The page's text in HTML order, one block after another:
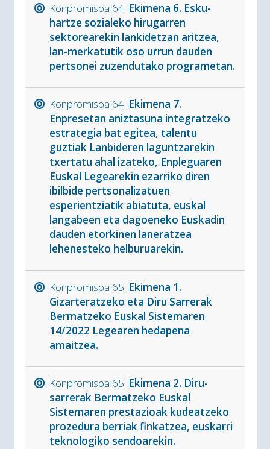
Konpromisoa 64. Ekimena 6. Esku-
hartze sozialeko hirugarren
sektorearekin lankidetzan aritzea,
lan-merkatutik oso urrun dauden
pertsonei zuzendutako programetan.
Konpromisoa 64. Ekimena 7.
Enpresetan aniztasuna integratzeko
estrategia bat egitea, talentu
guztiak Lanbideren laguntzarekin
txertatu ahal izateko, Enpleguaren
Euskal Legearekin ezarriko diren
ibilbide pertsonalizatuen
esperientziatik abiatuta, euskal
langabeen eta dagoeneko Euskadin
dauden etorkinen laneratzea
lehenesteko helburuarekin.
Konpromisoa 65. Ekimena 1.
Gizarteratzeko eta Diru Sarrerak
Bermatzeko Euskal Sistemaren
14/2022 Legearen hedapena
amaitzea.
Konpromisoa 65. Ekimena 2. Diru-
sarrerak Bermatzeko Euskal
Sistemaren prestazioak kudeatzeko
prozedura berriak finkatzea, euskarri
teknologiko sendoarekin.